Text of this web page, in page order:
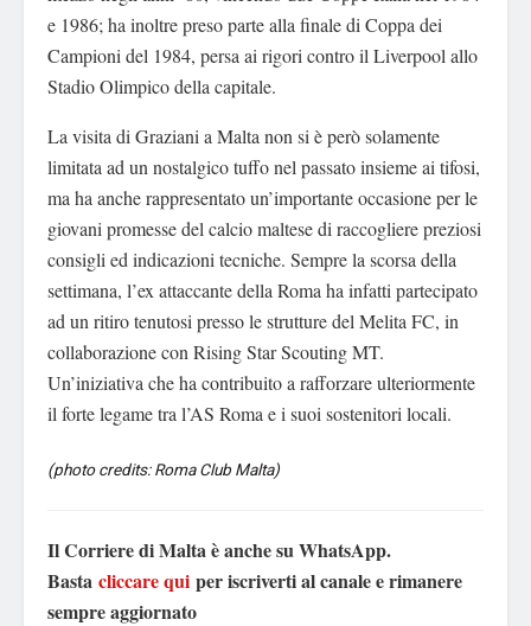
e 1986; ha inoltre preso parte alla finale di Coppa dei
Campioni del 1984, persa ai rigori contro il Liverpool allo
Stadio Olimpico della capitale.
La visita di Graziani a Malta non si è però solamente
limitata ad un nostalgico tuffo nel passato insieme ai tifosi,
ma ha anche rappresentato un’importante occasione per le
giovani promesse del calcio maltese di raccogliere preziosi
consigli ed indicazioni tecniche. Sempre la scorsa della
settimana, l’ex attaccante della Roma ha infatti partecipato
ad un ritiro tenutosi presso le strutture del Melita FC, in
collaborazione con Rising Star Scouting MT.
Un’iniziativa che ha contribuito a rafforzare ulteriormente
il forte legame tra l’AS Roma e i suoi sostenitori locali.
(photo credits: Roma Club Malta)
Il Corriere di Malta è anche su WhatsApp.
Basta cliccare qui per iscriverti al canale e rimanere
sempre aggiornato